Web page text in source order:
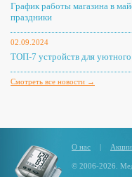
График работы магазина в
праздники
02.09.2024
ТОП-7 устройств для
Смотреть все новости →
О нас | Акции
© 2006-2026.